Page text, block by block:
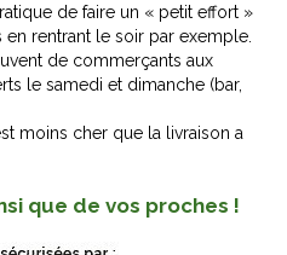
de faire un « petit effort »
rentrant le soir par exemple.
de commerçants aux
le samedi et dimanche (bar,
moins cher que la livraison a
que de vos proches !